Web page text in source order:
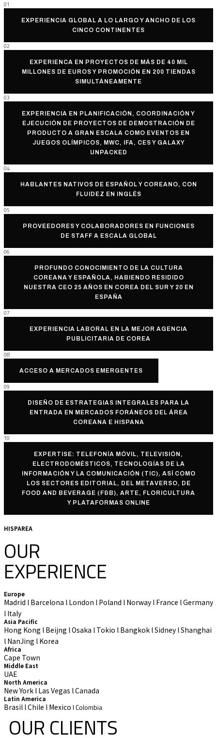
01
EXPERIENCIA GLOBAL A LO LARGO Y ANCHO DE LOS
CINCO CONTINENTES
02
EXPERIENCA EN PROYECTOS DE MÁS DE 40 MIL
MILLONES DE EUROS Y PROMOCIÓN EN 200 TIENDAS
SIMULTÁNEAMENTE
03
EXPERIENCIA EN PLANIFICACIÓN, COORDINACIÓN Y
EJECUCIÓN DE PROYECTOS DE DEMOSTRACIÓN DE
PRODUCTO A GRAN ESCALA COMO EVENTOS EN
JUEGOS OLÍMPICOS, MWC, IFA, CES Y GALAXY
UNPACKED
04
HABLANTES NATIVOS DE ESPAÑOL Y COREANO, CON
FLUIDEZ EN INGLÉS
05
PROVEEDORES Y COLABORADORES EN FUNCIONES
DE STAFF A ESCALA GLOBAL
06
PROFUNDO CONOCIMIENTO DE LA CULTURA
COREANA Y ESPAÑOLA, HABIENDO RESIDIDO
NUESTRA CEO 25 AÑOS EN COREA DEL SUR Y 20 EN
ESPAÑA
07
EXPERIENCIA LABORAL EN LA MEJOR AGENCIA
PUBLICITARIA DE COREA
08
ACCESO A MERCADOS EMERGENTES
09
DISEÑO DE ESTRATEGIAS INTEGRALES PARA LA
ENTRADA EN MERCADOS FORÁNEOS DEL ÁREA
COREANA E HISPANA
10
EXPERTISE: TELEFONÍA MÓVIL, TELEVISIÓN,
ELECTRODOMÉSTICOS, TECNOLOGÍAS DE LA
INFORMACIÓN Y LA COMUNICACIÓN (TIC), ASÍ COMO
LOS SECTORES EDITORIAL, DEL METAVERSO, DE
FOOD AND BEVERAGE (F&B), ARTE, FLORICULTURA
Y PLATAFORMAS ONLINE
HISPAREA
OUR
EXPERIENCE
Europe
Madrid l Barcelona l London l Poland l Norway l France l Germany
l Italy
Asia Pacific
Hong Kong l Beijng l Osaka l Tokio l Bangkok l Sidney l Shanghai
l NanJing l Korea
Africa
Cape Town
Middle East
UAE
North America
New York l Las Vegas l Canada
Latin America
Brasil l Chile l Mexico l Colombia
OUR CLIENTS